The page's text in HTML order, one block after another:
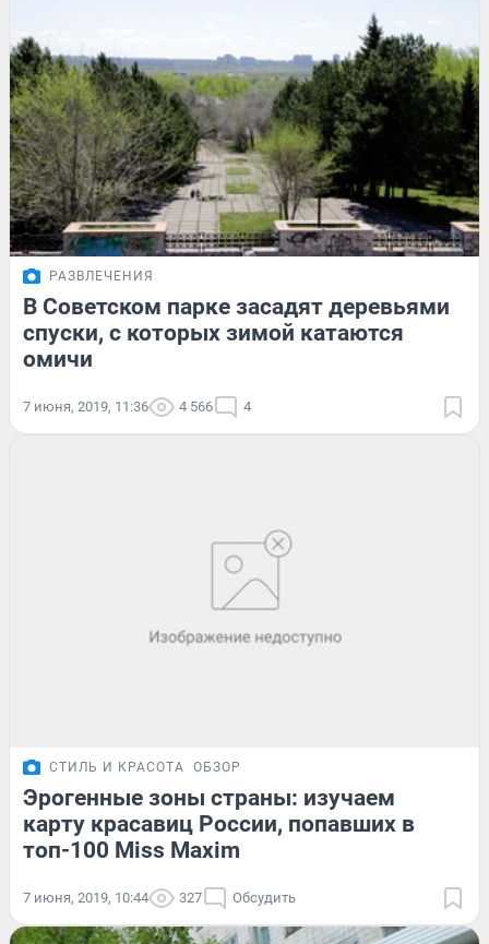
РАЗВЛЕЧЕНИЯ
В Советском парке засадят деревьями
спуски, с которых зимой катаются
омичи
7 июня, 2019, 11:36 4 566 4
СТИЛЬ И КРАСОТА ОБЗОР
Эрогенные зоны страны: изучаем
карту красавиц России, попавших в
топ-100 Miss Maxim
7 июня, 2019, 10:44 327 Обсудить